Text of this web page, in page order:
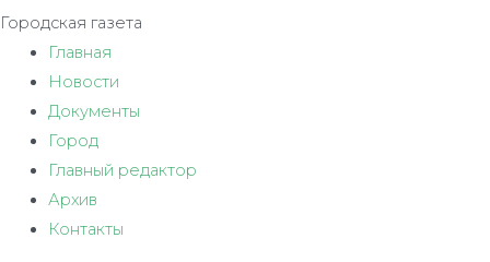
Городская газета
Главная
Новости
Документы
Город
Главный редактор
Архив
Контакты